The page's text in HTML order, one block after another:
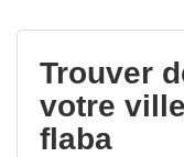
Trouver
votre
flaba